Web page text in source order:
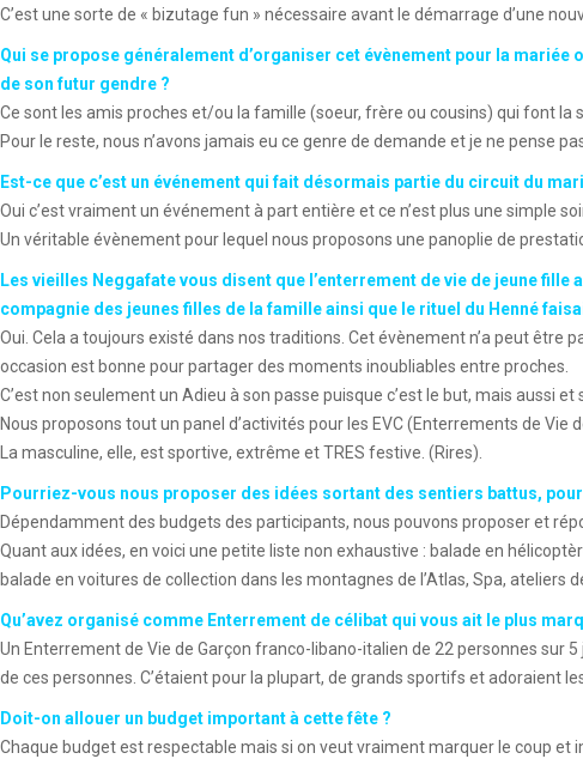
C’est une sorte de « bizutage fun » nécessaire avant le démarrage d’une
Qui se propose généralement d’organiser cet évènement pour la
de son futur gendre ?
Ce sont les amis proches et/ou la famille (soeur, frère ou cousins) qui font
Pour le reste, nous n’avons jamais eu ce genre de demande et je ne pense
Est-ce que c’est un événement qui fait désormais partie du circuit du
Oui c’est vraiment un événement à part entière et ce n’est plus une simple
Un véritable évènement pour lequel nous proposons une panoplie de
Les vieilles Neggafate vous disent que l’enterrement de vie de jeune
compagnie des jeunes filles de la famille ainsi que le rituel du Henné
Oui. Cela a toujours existé dans nos traditions. Cet évènement n’a peut
occasion est bonne pour partager des moments inoubliables entre proches.
C’est non seulement un Adieu à son passe puisque c’est le but, mais aussi
Nous proposons tout un panel d’activités pour les EVC (Enterrements de
La masculine, elle, est sportive, extrême et TRES festive. (Rires).
Pourriez-vous nous proposer des idées sortant des sentiers battus, pour
Dépendamment des budgets des participants, nous pouvons proposer et
Quant aux idées, en voici une petite liste non exhaustive : balade en
balade en voitures de collection dans les montagnes de l’Atlas, Spa, ateliers
Qu’avez organisé comme Enterrement de célibat qui vous ait le plus
Un Enterrement de Vie de Garçon franco-libano-italien de 22 personnes sur
de ces personnes. C’étaient pour la plupart, de grands sportifs et adoraient
Doit-on allouer un budget important à cette fête ?
Chaque budget est respectable mais si on veut vraiment marquer le coup